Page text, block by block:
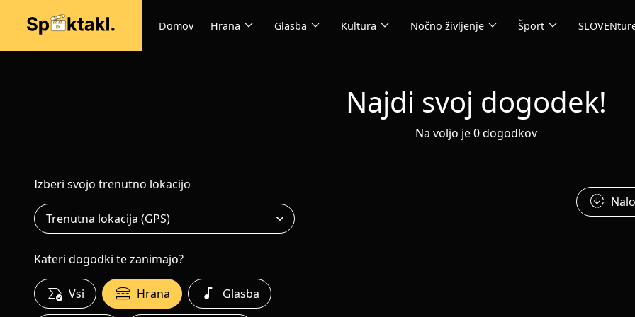
Domov Hrana expand_more Glasba expand_more Kultura expand_more Nočno življenje expand_more Šport expand_more
Najdi svoj dogodek!
Na voljo je 0 dogodkov
Izberi svojo trenutno lokacijo
Kateri dogodki te zanimajo?
all_match Vsi lunch_dining Hrana music_note Glasba
downloading